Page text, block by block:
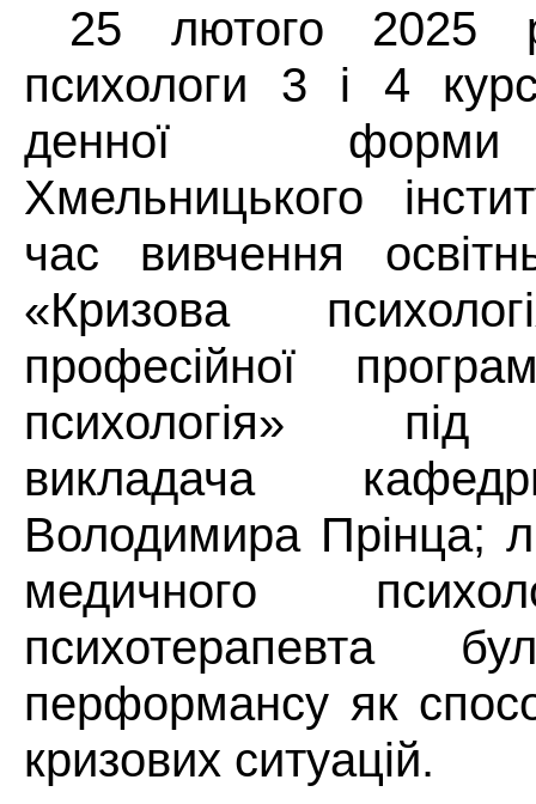
25 лютого 2025
психологи 3 і 4
денної
Хмельницького
час вивчення
«Кризова
професійної
психологія» під
викладача
Володимира Прінца;
медичного
психотерапевта
перформансу як
кризових ситуацій.